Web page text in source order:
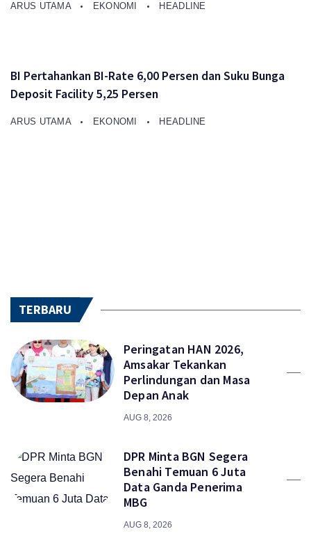
ARUS UTAMA EKONOMI HEADLINE
BI Pertahankan BI-Rate 6,00 Persen dan Suku Bunga
Deposit Facility 5,25 Persen
ARUS UTAMA EKONOMI HEADLINE
TERBARU
Peringatan HAN 2026,
Amsakar Tekankan
Perlindungan dan Masa
Depan Anak
AUG 8, 2026
DPR Minta BGN Segera
Benahi Temuan 6 Juta
Data Ganda Penerima
MBG
AUG 8, 2026